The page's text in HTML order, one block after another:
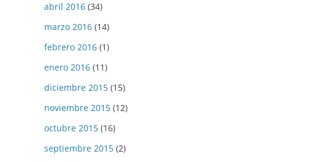
abril 2016 (34)
marzo 2016 (14)
febrero 2016 (1)
enero 2016 (11)
diciembre 2015 (15)
noviembre 2015 (12)
octubre 2015 (16)
septiembre 2015 (2)